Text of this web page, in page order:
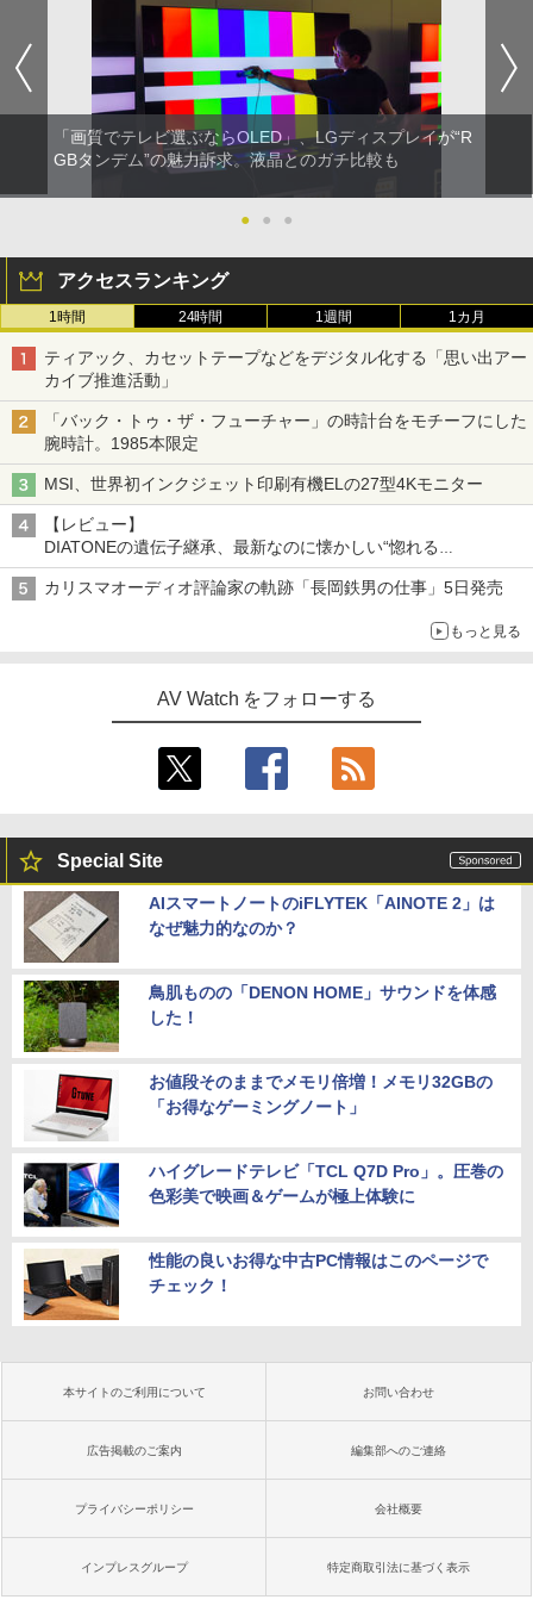
「画質でテレビ選ぶならOLED」、LGディスプレイが“R
GBタンデム”の魅力訴求。液晶とのガチ比較も
● ● ●
アクセスランキング
1時間 24時間 1週間 1カ月
ティアック、カセットテープなどをデジタル化する「思い出アー
カイブ推進活動」
「バック・トゥ・ザ・フューチャー」の時計台をモチーフにした
腕時計。1985本限定
MSI、世界初インクジェット印刷有機ELの27型4Kモニター
【レビュー】
DIATONEの遺伝子継承、最新なのに懐かしい“惚れる
音”Tecnologia e Cuore「DS-TC52B」を聴く
カリスマオーディオ評論家の軌跡「長岡鉄男の仕事」5日発売
もっと見る
AV Watch をフォローする
Special Site
AIスマートノートのiFLYTEK「AINOTE 2」は
なぜ魅力的なのか？
鳥肌ものの「DENON HOME」サウンドを体感
した！
お値段そのままでメモリ倍増！メモリ32GBの
「お得なゲーミングノート」
ハイグレードテレビ「TCL Q7D Pro」。圧巻の
色彩美で映画＆ゲームが極上体験に
性能の良いお得な中古PC情報はこのページで
チェック！
本サイトのご利用について お問い合わせ
広告掲載のご案内 編集部へのご連絡
プライバシーポリシー 会社概要
インプレスグループ 特定商取引法に基づく表示